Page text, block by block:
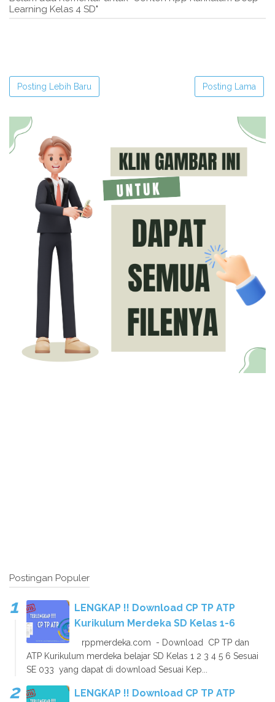
Learning Kelas 4 SD"
Posting Lebih Baru Posting Lama
Postingan Populer
LENGKAP !! Download CP TP ATP
Kurikulum Merdeka SD Kelas 1-6
rppmerdeka.com - Download CP TP dan
ATP Kurikulum merdeka belajar SD Kelas 1 2 3 4 5 6 Sesuai
SE 033 yang dapat di download Sesuai Kep...
LENGKAP !! Download CP TP ATP